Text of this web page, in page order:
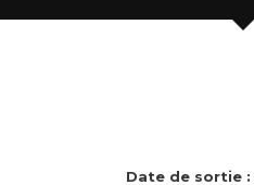
Date de sortie :